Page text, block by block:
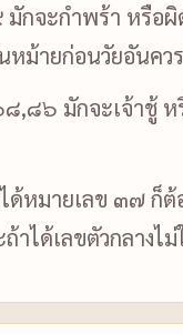
ะกำพร้า หรือผิด
หม้ายก่อนวัยอันควร
๖ มักจะเจ้าชู้ ห
ด้หมายเลข ๓๗
ได้เลขตัวกลาง